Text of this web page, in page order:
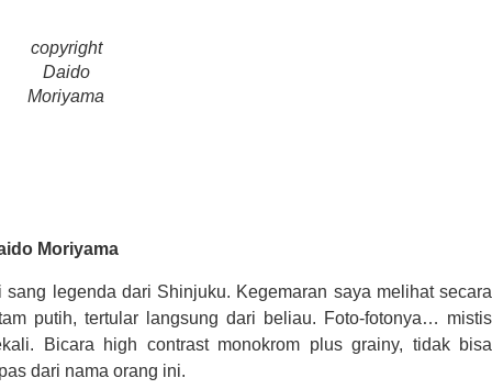
copyright
Daido
Moriyama
Moriyama
sang legenda dari Shinjuku. Kegemaran saya melihat secara
putih, tertular langsung dari beliau. Foto-fotonya… mistis
Bicara high contrast monokrom plus grainy, tidak bisa
dari nama orang ini.